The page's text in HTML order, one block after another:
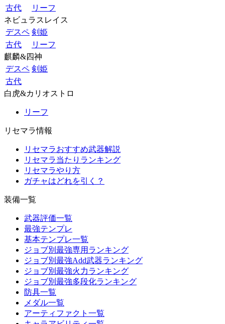
古代
リーフ
ネビュラスレイス
デスペ 剣姫
古代
リーフ
麒麟&四神
デスペ 剣姫
古代
白虎&カリオストロ
リーフ
リセマラ情報
リセマラおすすめ武器解説
リセマラ当たりランキング
リセマラやり方
ガチャはどれを引く？
装備一覧
武器評価一覧
最強テンプレ
基本テンプレ一覧
ジョブ別最強専用ランキング
ジョブ別最強Add武器ランキング
ジョブ別最強火力ランキング
ジョブ別最強多段化ランキング
防具一覧
メダル一覧
アーティファクト一覧